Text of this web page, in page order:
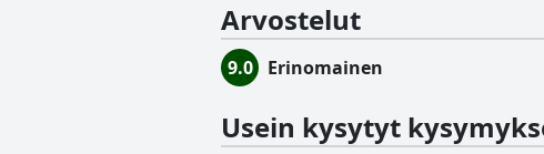
Arvostelut
9.0 Erinomainen
Usein kysytyt